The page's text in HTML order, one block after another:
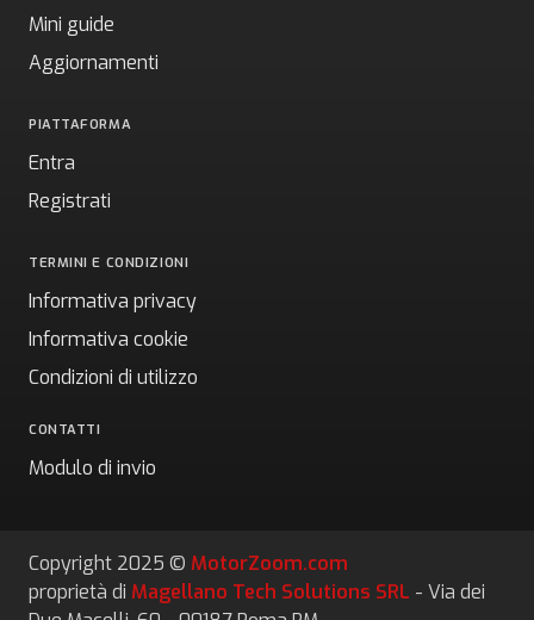
Mini guide
Aggiornamenti
PIATTAFORMA
Entra
Registrati
TERMINI E CONDIZIONI
Informativa privacy
Informativa cookie
Condizioni di utilizzo
CONTATTI
Modulo di invio
Copyright 2025 © MotorZoom.com
proprietà di Magellano Tech Solutions SRL - Via dei